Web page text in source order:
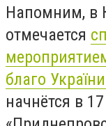
Напомним, в
отмечается
благо
начнётся в